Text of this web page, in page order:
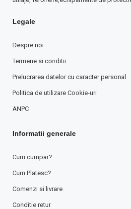
Legale
Despre noi
Termene si conditii
Prelucrarea datelor cu caracter personal
Politica de utilizare Cookie-uri
ANPC
Informatii generale
Cum cumpar?
Cum Platesc?
Comenzi si livrare
Conditie retur